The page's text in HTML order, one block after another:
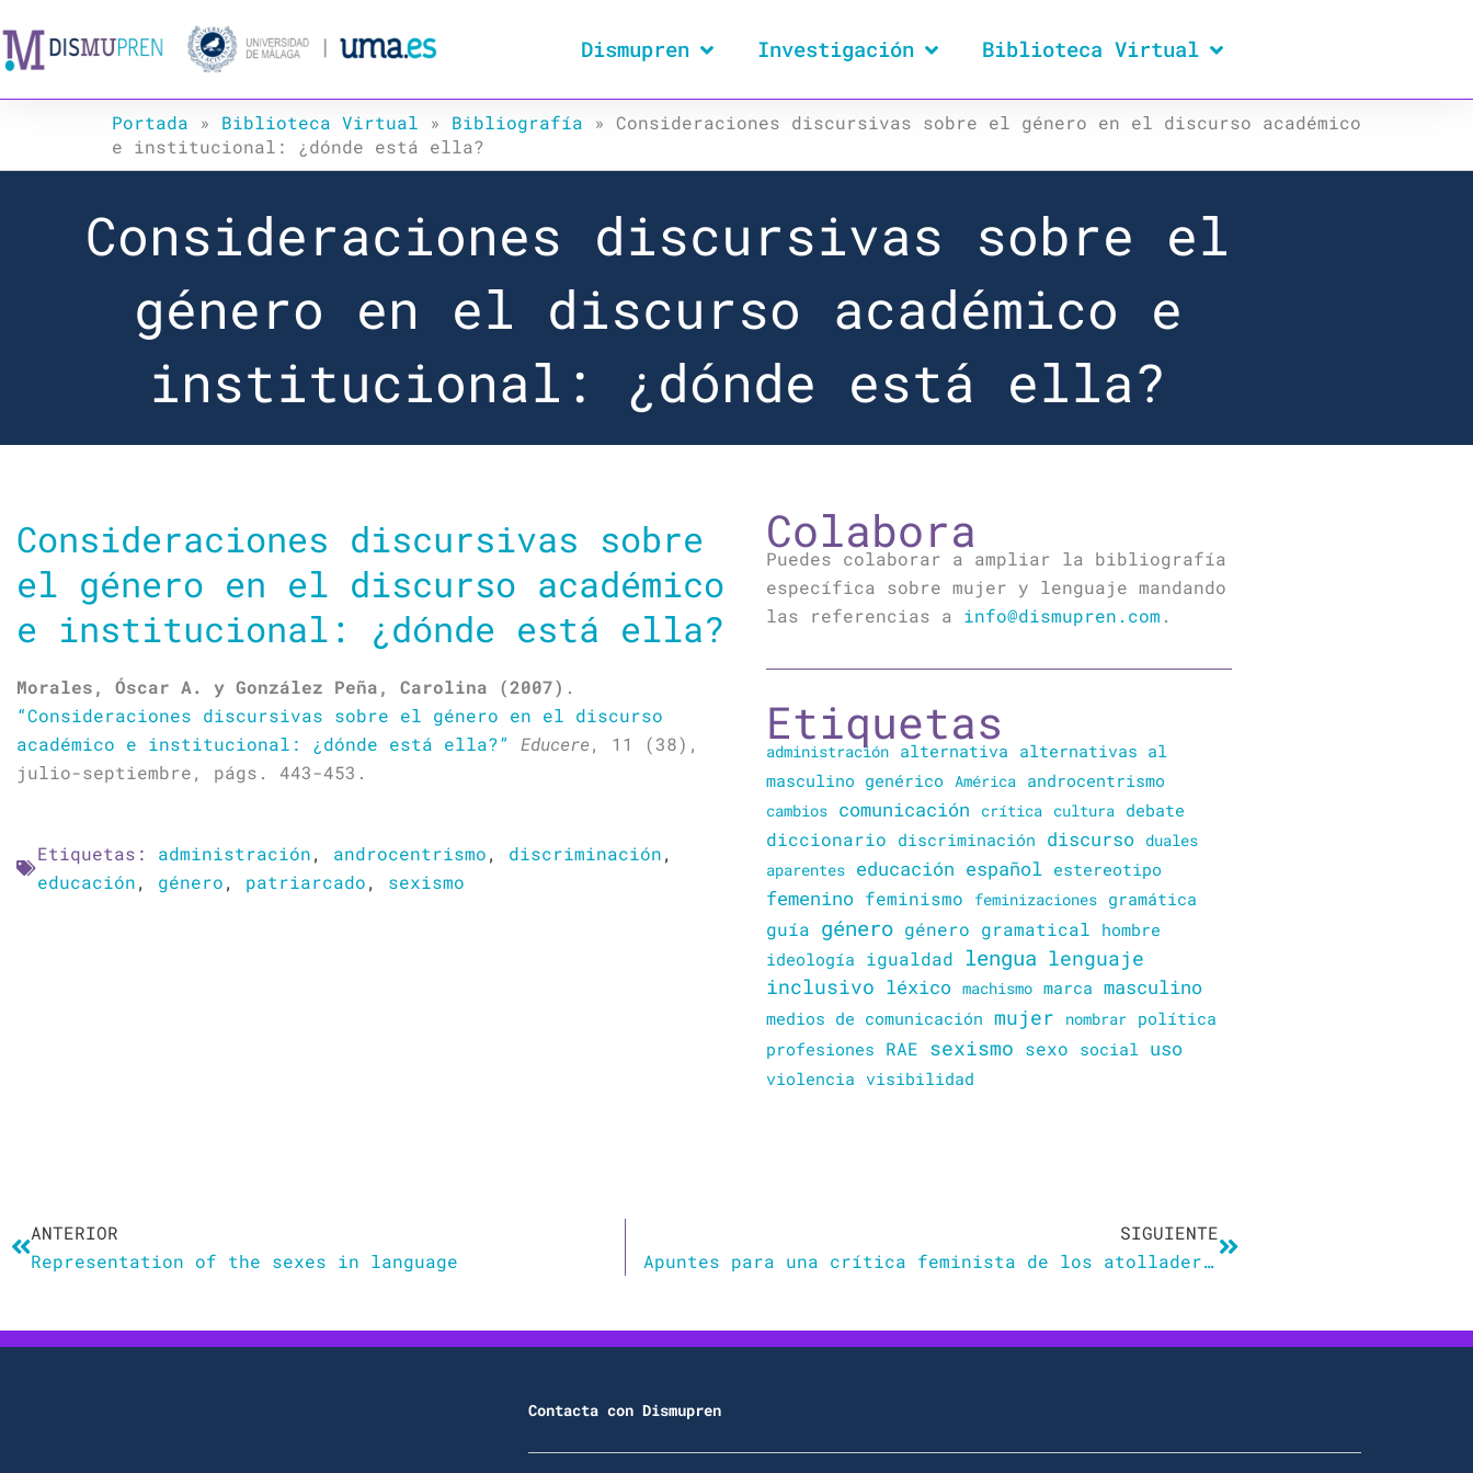
al
contenido
Dismupren Investigación Biblioteca Virtual
Portada » Biblioteca Virtual » Bibliografía » Consideraciones discursivas sobre el género en el discurso académico
e institucional: ¿dónde está ella?
Consideraciones discursivas sobre el
género en el discurso académico e
institucional: ¿dónde está ella?
Consideraciones discursivas sobre
el género en el discurso académico
e institucional: ¿dónde está ella?
Morales, Óscar A. y González Peña, Carolina (2007) .
“Consideraciones discursivas sobre el género en el discurso
académico e institucional: ¿dónde está ella?”
Educere, 11 (38),
julio-septiembre, págs. 443-453.
Etiquetas: administración, androcentrismo, discriminación,
educación, género, patriarcado, sexismo
Colabora
Puedes colaborar a ampliar la bibliografía
específica sobre mujer y lenguaje mandando
las referencias a info@dismupren.com .
Etiquetas
administración alternativa alternativas al
masculino genérico América androcentrismo
cambios comunicación crítica cultura debate
diccionario discriminación discurso duales
aparentes educación español estereotipo
femenino feminismo feminizaciones gramática
guía género género gramatical hombre
ideología igualdad lengua lenguaje
inclusivo léxico machismo marca masculino
medios de comunicación mujer nombrar política
profesiones RAE sexismo sexo social uso
violencia visibilidad
ANTERIOR
Representation of the sexes in language
SIGUIENTE
Apuntes para una crítica feminista de los atolladeros del género
Contacta con Dismupren